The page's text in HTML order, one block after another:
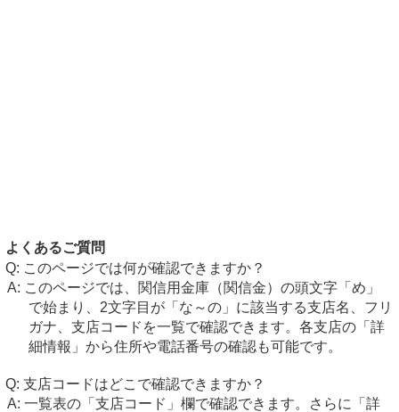
よくあるご質問
このページでは何が確認できますか？
このページでは、関信用金庫（関信金）の頭文字「め」
で始まり、2文字目が「な～の」に該当する支店名、フリ
ガナ、支店コードを一覧で確認できます。各支店の「詳
細情報」から住所や電話番号の確認も可能です。
支店コードはどこで確認できますか？
一覧表の「支店コード」欄で確認できます。さらに「詳